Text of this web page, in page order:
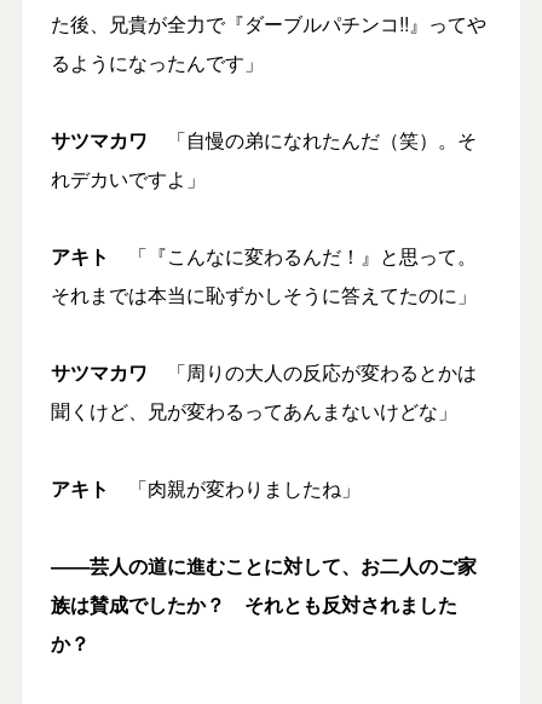
た後、兄貴が全力で『ダーブルパチンコ!!』ってや
るようになったんです」
サツマカワ 「自慢の弟になれたんだ（笑）。そ
れデカいですよ」
アキト
「『こんなに変わるんだ！』と思って。
それまでは本当に恥ずかしそうに答えてたのに」
サツマカワ 「周りの大人の反応が変わるとかは
聞くけど、兄が変わるってあんまないけどな」
アキト 「肉親が変わりましたね」
――芸人の道に進むことに対して、お二人のご家
族は賛成でしたか？ それとも反対されました
か？